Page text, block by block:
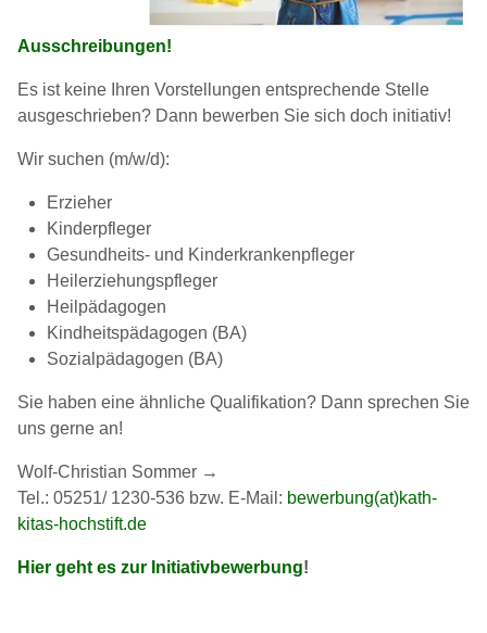
Ausschreibungen!
Es ist keine Ihren Vorstellungen entsprechende Stelle
ausgeschrieben? Dann bewerben Sie sich doch initiativ!
Wir suchen (m/w/d):
Erzieher
Kinderpfleger
Gesundheits- und Kinderkrankenpfleger
Heilerziehungspfleger
Heilpädagogen
Kindheitspädagogen (BA)
Sozialpädagogen (BA)
Sie haben eine ähnliche Qualifikation? Dann sprechen Sie
uns gerne an!
Wolf-Christian Sommer →
Tel.: 05251/ 1230-536 bzw. E-Mail: bewerbung(at)kath-
kitas-hochstift.de
Hier geht es zur Initiativbewerbung!